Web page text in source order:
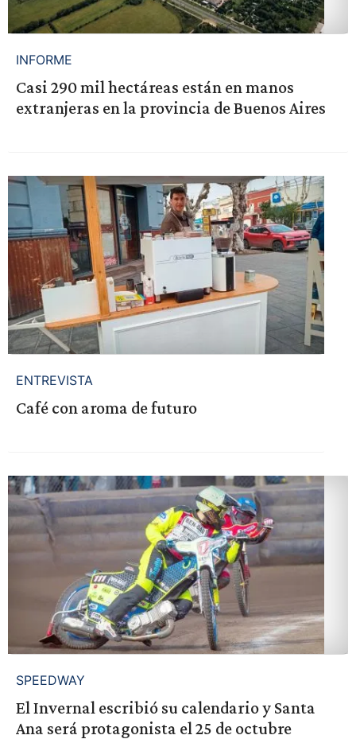
INFORME
Casi 290 mil hectáreas están en manos
extranjeras en la provincia de Buenos Aires
ENTREVISTA
Café con aroma de futuro
SPEEDWAY
El Invernal escribió su calendario y Santa
Ana será protagonista el 25 de octubre